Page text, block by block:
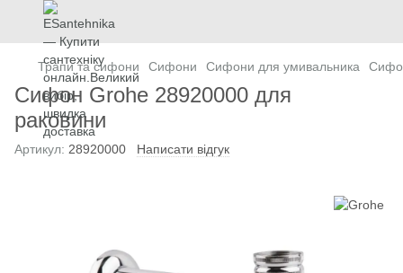
Трапи та сифони Сифони Сифони для умивальника
Сифон Grohe 28920000 для
раковини
Артикул: 28920000 Написати відгук